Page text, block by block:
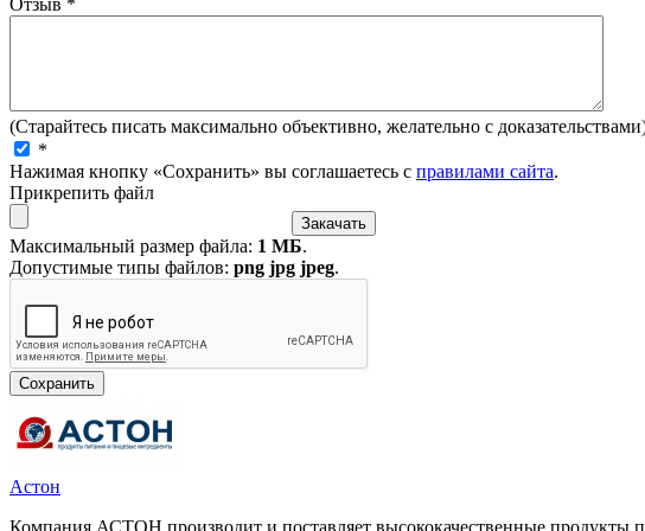
(Старайтесь писать максимально объективно, желательно с
*
Нажимая кнопку «Сохранить» вы соглашаетесь с правилами сайта.
Прикрепить файл
Максимальный размер файла: 1 МБ.
Допустимые типы файлов: png jpg jpeg.
Астон
Компания АСТОН производит и поставляет высококачественные продукты